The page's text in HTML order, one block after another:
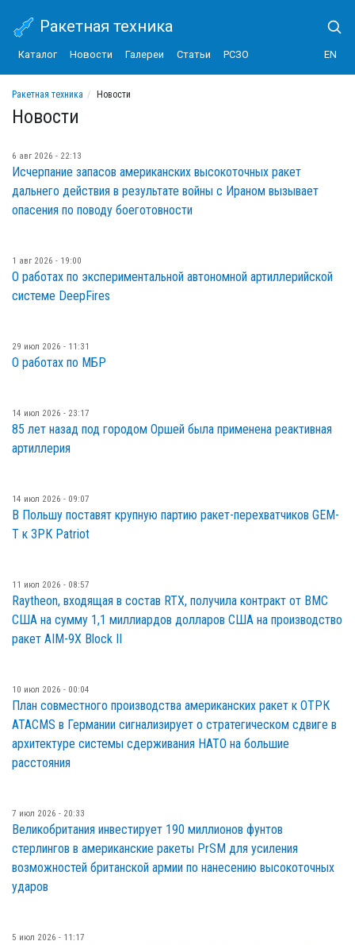
Ракетная техника
Каталог Новости Галереи Статьи РСЗО EN
Ракетная техника Новости
Новости
6 авг 2026 - 22:13
Исчерпание запасов американских высокоточных ракет
дальнего действия в результате войны с Ираном вызывает
опасения по поводу боеготовности
1 авг 2026 - 19:00
О работах по экспериментальной автономной артиллерийской
системе DeepFires
29 июл 2026 - 11:31
О работах по МБР
14 июл 2026 - 23:17
85 лет назад под городом Оршей была применена реактивная
артиллерия
14 июл 2026 - 09:07
В Польшу поставят крупную партию ракет-перехватчиков GEM-
T к ЗРК Patriot
11 июл 2026 - 08:57
Raytheon, входящая в состав RTX, получила контракт от ВМС
США на сумму 1,1 миллиардов долларов США на производство
ракет AIM-9X Block II
10 июл 2026 - 00:04
План совместного производства американских ракет к ОТРК
ATACMS в Германии сигнализирует о стратегическом сдвиге в
архитектуре системы сдерживания НАТО на большие
расстояния
7 июл 2026 - 20:33
Великобритания инвестирует 190 миллионов фунтов
стерлингов в американские ракеты PrSM для усиления
возможностей британской армии по нанесению высокоточных
ударов
5 июл 2026 - 11:17